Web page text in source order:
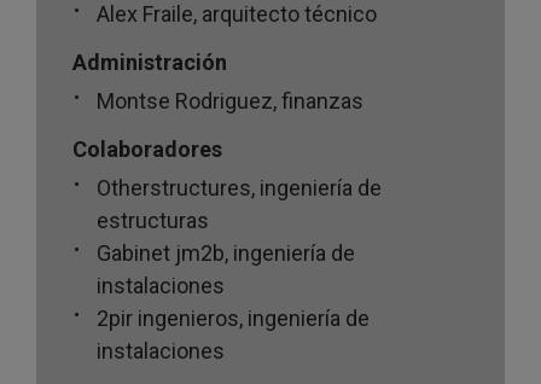
Alex Fraile, arquitecto técnico
Administración
Montse Rodriguez, finanzas
Colaboradores
Otherstructures, ingeniería de
estructuras
Gabinet jm2b, ingeniería de
instalaciones
2pir ingenieros, ingeniería de
instalaciones